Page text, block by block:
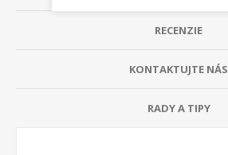
RECENZIE
KONTAKTUJTE NÁS
RADY A TIPY